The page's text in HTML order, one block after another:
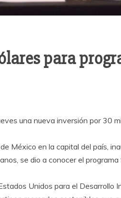
para
una nueva inversión por 30
México en la capital del país,
se dio a conocer el programa
Unidos para el Desarrollo